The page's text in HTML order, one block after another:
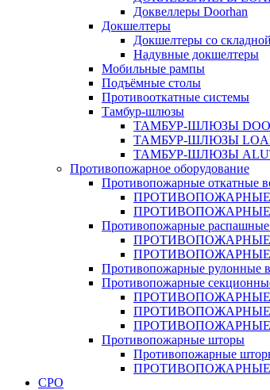
Доквеллеры Doorhan
Докшелтеры
Докшелтеры со
Надувные докшелтеры
Мобильные рампы
Подъёмные столы
Противооткатные системы
Тамбур-шлюзы
ТАМБУР-ШЛЮЗЫ
ТАМБУР-ШЛЮЗЫ
ТАМБУР-ШЛЮЗЫ
Противопожарное оборудование
Противопожарные откатные
ПРОТИВОПОЖАРНЫЕ
ПРОТИВОПОЖАРНЫЕ
Противопожарные распашные
ПРОТИВОПОЖАРНЫЕ
ПРОТИВОПОЖАРНЫЕ
Противопожарные рулонные
Противопожарные
ПРОТИВОПОЖАРНЫЕ
ПРОТИВОПОЖАРНЫЕ
ПРОТИВОПОЖАРНЫЕ
Противопожарные шторы
Противопожарные
ПРОТИВОПОЖАРНЫЕ
СРО